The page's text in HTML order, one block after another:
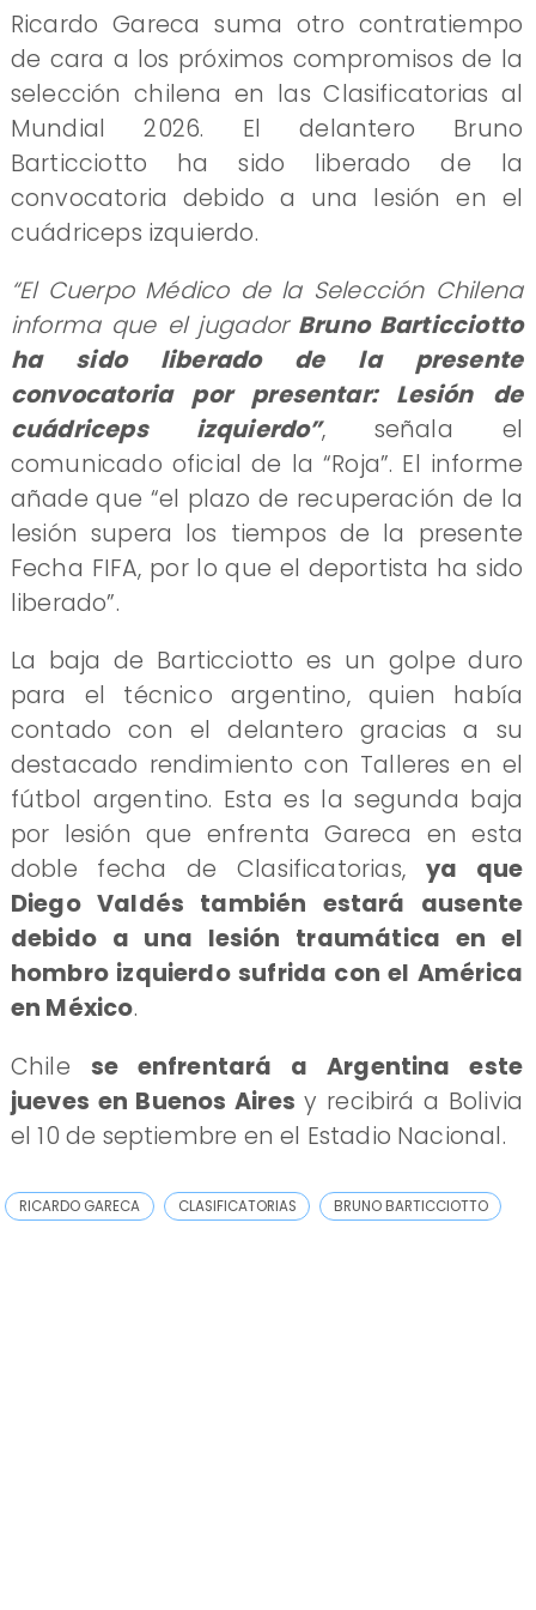
Ricardo Gareca suma otro contratiempo
de cara a los próximos compromisos de la
selección chilena en las Clasificatorias al
Mundial 2026. El delantero Bruno
Barticciotto ha sido liberado de la
convocatoria debido a una lesión en el
cuádriceps izquierdo.
“El Cuerpo Médico de la Selección Chilena
informa que el jugadorBruno Barticciotto
ha sido liberado de la presente
convocatoria por presentar: Lesión de
cuádriceps izquierdo”, señala el
comunicado oficial de la “Roja”. El informe
añade que “el plazo de recuperación de la
lesión supera los tiempos de la presente
Fecha FIFA, por lo que el deportista ha sido
liberado”.
La baja de Barticciotto es un golpe duro
para el técnico argentino, quien había
contado con el delantero gracias a su
destacado rendimiento con Talleres en el
fútbol argentino. Esta es la segunda baja
por lesión que enfrenta Gareca en esta
doble fecha de Clasificatorias, ya que
Diego Valdés también estará ausente
debido a una lesión traumática en el
hombro izquierdo sufrida con el América
en México.
Chile se enfrentará a Argentina este
jueves en Buenos Aires y recibirá a Bolivia
el 10 de septiembre en el Estadio Nacional.
RICARDO GARECA CLASIFICATORIAS BRUNO BARTICCIOTTO